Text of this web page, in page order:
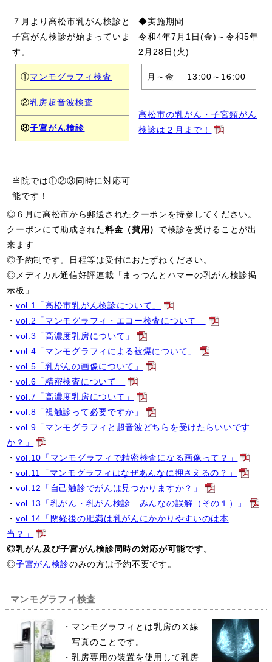
７月より高松市乳がん検診と
子宮がん検診が始まっていま
す。
①マンモグラフィ検査
②乳房超音波検査
③子宮がん検診
当院では①②③同時に対応可
能です！
◆実施期間
令和4年7月1日(金)～令和5年
2月28日(火)
月～金 13:00～16:00
高松市の乳がん・子宮頸がん
検診は２月まで！
◎６月に高松市から郵送されたクーポンを持参してください。
クーポンにて助成された料金（費用） で検診を受けることが出
来ます
◎予約制です。日程等は受付におたずねください。
◎メディカル通信好評連載「まっつんとハマーの乳がん検診掲
示板」
・ vol.1「高松市乳がん検診について」
・ vol.2「マンモグラフィ・エコー検査について」
・ vol.3「高濃度乳房について」
・ vol.4「マンモグラフィによる被爆について」
・ vol.5「乳がんの画像について」
・ vol.6「精密検査について」
・ vol.7「高濃度乳房について」
・ vol.8「視触診って必要ですか」
・ vol.9「マンモグラフィと超音波どちらを受けたらいいです
か？」
・ vol.10「マンモグラフィで精密検査になる画像って？」
・ vol.11「マンモグラフィはなぜあんなに押さえるの？」
・ vol.12「自己触診でがんは見つかりますか？」
・ vol.13「乳がん・乳がん検診 みんなの誤解（その１）」
・ vol.14「閉経後の肥満は乳がんにかかりやすいのは本
当？」
◎乳がん及び子宮がん検診同時の対応が可能です。
◎子宮がん検診のみの方は予約不要です。
マンモグラフィ検査
・ マンモグラフィとは乳房のⅩ線
写真のことです。
・乳房専用の装置を使用して乳房